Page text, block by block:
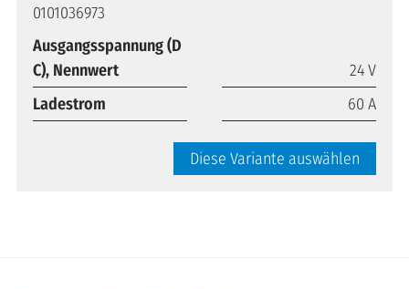
0101036973
Ausgangsspannung (D
C), Nennwert
24 V
Ladestrom
60 A
Diese Variante auswählen